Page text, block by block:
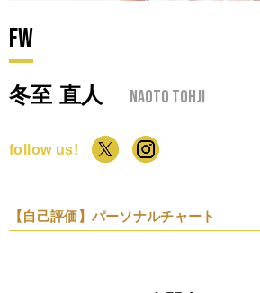
FW
冬至 直人 Naoto Tohji
follow us!
【自己評価】パーソナルチャート